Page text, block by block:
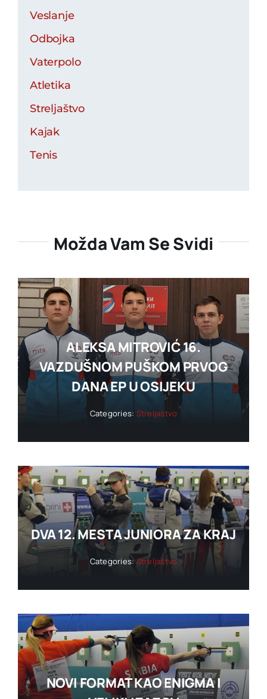
Veslanje
Odbojka
Vaterpolo
Atletika
Streljaštvo
Kajak
Tenis
Možda Vam Se Svidi
ALEKSA MITROVIĆ 16.
VAZDUŠNOM PUŠKOM PRVOG
DANA EP U OSIJEKU
Categories: Streljaštvo
DVA 12. MESTA JUNIORA ZA KRAJ
Categories: Streljaštvo
NOVI FORMAT KAO ENIGMA I